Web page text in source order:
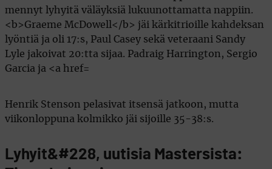
Henrik Stenson pelasivat itsensä jatkoon, mutta
viikonloppuna kolmikko jäi sijoille 35-38:s.
Lyhyit&#228, uutisia Mastersista: